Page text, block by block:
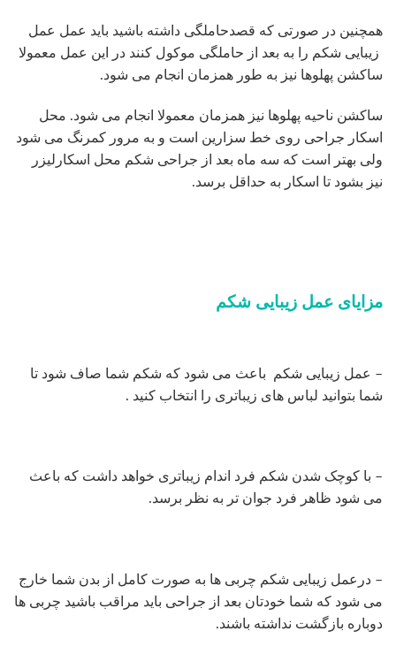
همچنین در صورتی که قصدحاملگی داشته باشید باید عمل عمل
زیبایی شکم را به بعد از حاملگی موکول کنند در این عمل معمولا
ساکشن پهلوها نیز به طور همزمان انجام می شود.
ساکشن ناحیه پهلوها نیز همزمان معمولا انجام می شود. محل
اسکار جراحی روی خط سزارین است و به مرور کمرنگ می شود
ولی بهتر است که سه ماه بعد از جراحی شکم محل اسکارلیزر
نیز بشود تا اسکار به حداقل برسد.
مزایای عمل زیبایی شکم
– عمل زیبایی شکم باعث می شود که شکم شما صاف شود تا
شما بتوانید لباس های زیباتری را انتخاب کنید .
– با کوچک شدن شکم فرد اندام زیباتری خواهد داشت که باعث
می شود ظاهر فرد جوان تر به نظر برسد.
– درعمل زیبایی شکم چربی ها به صورت کامل از بدن شما خارج
می شود که شما خودتان بعد از جراحی باید مراقب باشید چربی ها
دوباره بازگشت نداشته باشند.